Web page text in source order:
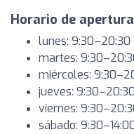
Horario de apertura
lunes: 9:30–20:30
martes:
miércoles:
jueves: 9:30–20:30
viernes:
sábado: